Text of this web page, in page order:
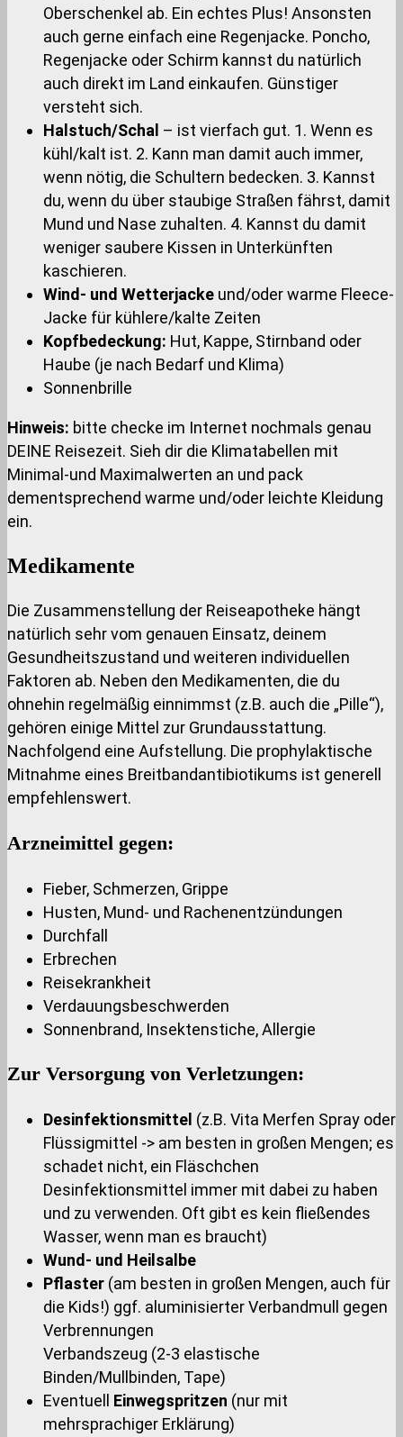
Oberschenkel ab. Ein echtes Plus! Ansonsten
auch gerne einfach eine Regenjacke. Poncho,
Regenjacke oder Schirm kannst du natürlich
auch direkt im Land einkaufen. Günstiger
versteht sich.
Halstuch/Schal – ist vierfach gut. 1. Wenn es
kühl/kalt ist. 2. Kann man damit auch immer,
wenn nötig, die Schultern bedecken. 3. Kannst
du, wenn du über staubige Straßen fährst, damit
Mund und Nase zuhalten. 4. Kannst du damit
weniger saubere Kissen in Unterkünften
kaschieren.
Wind- und Wetterjacke und/oder warme Fleece-
Jacke für kühlere/kalte Zeiten
Kopfbedeckung: Hut, Kappe, Stirnband oder
Haube (je nach Bedarf und Klima)
Sonnenbrille
Hinweis: bitte checke im Internet nochmals genau
DEINE Reisezeit. Sieh dir die Klimatabellen mit
Minimal-und Maximalwerten an und pack
dementsprechend warme und/oder leichte Kleidung
ein.
Medikamente
Die Zusammenstellung der Reiseapotheke hängt
natürlich sehr vom genauen Einsatz, deinem
Gesundheitszustand und weiteren individuellen
Faktoren ab. Neben den Medikamenten, die du
ohnehin regelmäßig einnimmst (z.B. auch die „Pille“),
gehören einige Mittel zur Grundausstattung.
Nachfolgend eine Aufstellung. Die prophylaktische
Mitnahme eines Breitbandantibiotikums ist generell
empfehlenswert.
Arzneimittel gegen:
Fieber, Schmerzen, Grippe
Husten, Mund- und Rachenentzündungen
Durchfall
Erbrechen
Reisekrankheit
Verdauungsbeschwerden
Sonnenbrand, Insektenstiche, Allergie
Zur Versorgung von Verletzungen:
Desinfektionsmittel (z.B. Vita Merfen Spray oder
Flüssigmittel -> am besten in großen Mengen; es
schadet nicht, ein Fläschchen
Desinfektionsmittel immer mit dabei zu haben
und zu verwenden. Oft gibt es kein fließendes
Wasser, wenn man es braucht)
Wund- und Heilsalbe
Pflaster (am besten in großen Mengen, auch für
die Kids!) ggf. aluminisierter Verbandmull gegen
Verbrennungen
Verbandszeug (2-3 elastische
Binden/Mullbinden, Tape)
Eventuell Einwegspritzen (nur mit
mehrsprachiger Erklärung)